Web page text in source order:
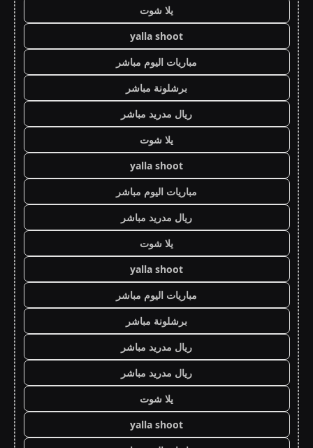
يلا شوت
yalla shoot
مباريات اليوم مباشر
برشلونة مباشر
ريال مدريد مباشر
يلا شوت
yalla shoot
مباريات اليوم مباشر
ريال مدريد مباشر
يلا شوت
yalla shoot
مباريات اليوم مباشر
برشلونة مباشر
ريال مدريد مباشر
ريال مدريد مباشر
يلا شوت
yalla shoot